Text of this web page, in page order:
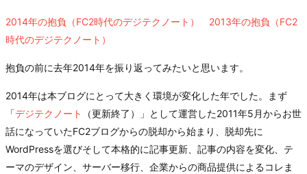
2014年の抱負（FC2時代のデジテクノート）
2013年の抱負（FC2
時代のデジテクノート）
抱負の前に去年2014年を振り返ってみたいと思います。
2014年は本ブログにとって大きく環境が変化した年でした。まず
「デジテクノート
（更新終了）」として運営した2011年5月からお世
話になっていたFC2ブログからの脱却から始まり、脱却先に
WordPressを選びそして本格的に記事更新、記事の内容を変化、テ
ーマのデザイン、サーバー移行、企業からの商品提供によるコレま